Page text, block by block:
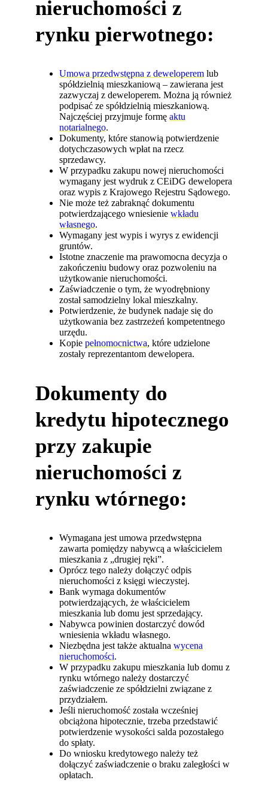
nieruchomości z
rynku pierwotnego:
Umowa przedwstępna z deweloperem lub
spółdzielnią mieszkaniową – zawierana jest
zazwyczaj z deweloperem. Można ją również
podpisać ze spółdzielnią mieszkaniową.
Najczęściej przyjmuje formęaktu
notarialnego.
Dokumenty, które stanowią potwierdzenie
dotychczasowych wpłat na rzecz
sprzedawcy.
W przypadku zakupu nowej nieruchomości
wymagany jest wydruk z CEiDG dewelopera
oraz wypis z Krajowego Rejestru Sądowego.
Nie może też zabraknąć dokumentu
potwierdzającego wniesieniewkładu
własnego.
Wymagany jest wypis i wyrys z ewidencji
gruntów.
Istotne znaczenie ma prawomocna decyzja o
zakończeniu budowy oraz pozwoleniu na
użytkowanie nieruchomości.
Zaświadczenie o tym, że wyodrębniony
został samodzielny lokal mieszkalny.
Potwierdzenie, że budynek nadaje się do
użytkowania bez zastrzeżeń kompetentnego
urzędu.
Kopiepełnomocnictwa, które udzielone
zostały reprezentantom dewelopera.
Dokumenty do
kredytu hipotecznego
przy zakupie
nieruchomości z
rynku wtórnego:
Wymagana jest umowa przedwstępna
zawarta pomiędzy nabywcą a właścicielem
mieszkania z „drugiej ręki”.
Oprócz tego należy dołączyć odpis
nieruchomości z księgi wieczystej.
Bank wymaga dokumentów
potwierdzających, że właścicielem
mieszkania lub domu jest sprzedający.
Nabywca powinien dostarczyć dowód
wniesienia wkładu własnego.
Niezbędna jest także aktualnawycena
nieruchomości.
W przypadku zakupu mieszkania lub domu z
rynku wtórnego należy dostarczyć
zaświadczenie ze spółdzielni związane z
przydziałem.
Jeśli nieruchomość została wcześniej
obciążona hipotecznie, trzeba przedstawić
potwierdzenie wysokości salda pozostałego
do spłaty.
Do wniosku kredytowego należy też
dołączyć zaświadczenie o braku zaległości w
opłatach.